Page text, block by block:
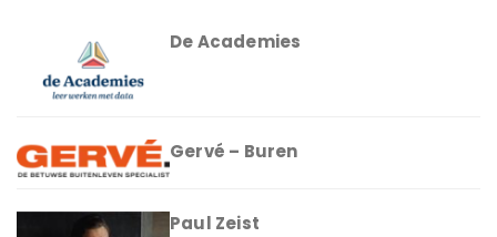
De Academies
Gervé – Buren
Paul Zeist